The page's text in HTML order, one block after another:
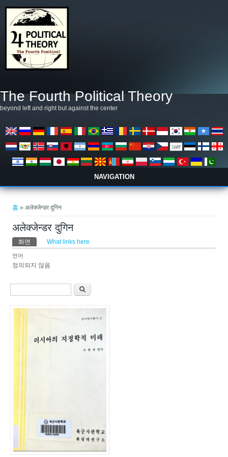
The Fourth Political Theory
beyond left and right but against the center
NAVIGATION
현재 위치
홈 » अलेक्जेन्डर दुगिन
अलेक्जेन्डर दुगिन
기본탭
화면 (활성탭)What links here
언어
정의되지 않음